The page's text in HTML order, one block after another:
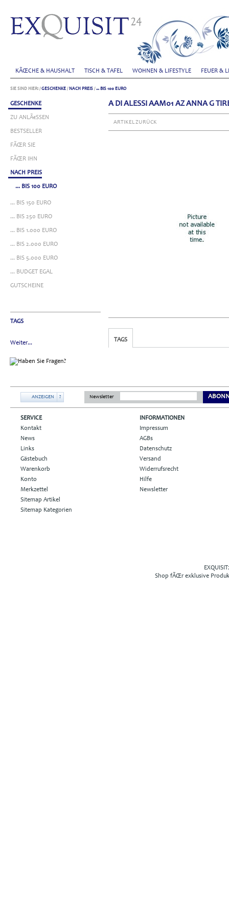
KÃŒCHE & HAUSHALT TISCH & TAFEL WOHNEN & LIFESTYLE FEUER &
SIE SIND HIER: /GESCHENKE / NACH PREIS /... BIS 100 EURO
GESCHENKE
ZU ANLÃ€SSEN
BESTSELLER
FÃŒR SIE
FÃŒR IHN
NACH PREIS
... BIS 100 EURO
... BIS 150 EURO
... BIS 250 EURO
... BIS 1.000 EURO
... BIS 2.000 EURO
... BIS 5.000 EURO
... BUDGET EGAL
GUTSCHEINE
TAGS
Weiter...
A DI ALESSI AAM01 AZ ANNA G
ARTIKEL ZURÜCK
TAGS
ANZEIGEN ? Newsletter
SERVICE
Kontakt
News
Links
Gästebuch
Warenkorb
Konto
Merkzettel
Sitemap Artikel
Sitemap Kategorien
INFORMATIONEN
Impressum
AGBs
Datenschutz
Versand
Widerrufsrecht
Hilfe
Newsletter
Shop fÃŒr exklusive